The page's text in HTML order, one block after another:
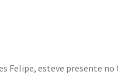
Felipe, esteve presente